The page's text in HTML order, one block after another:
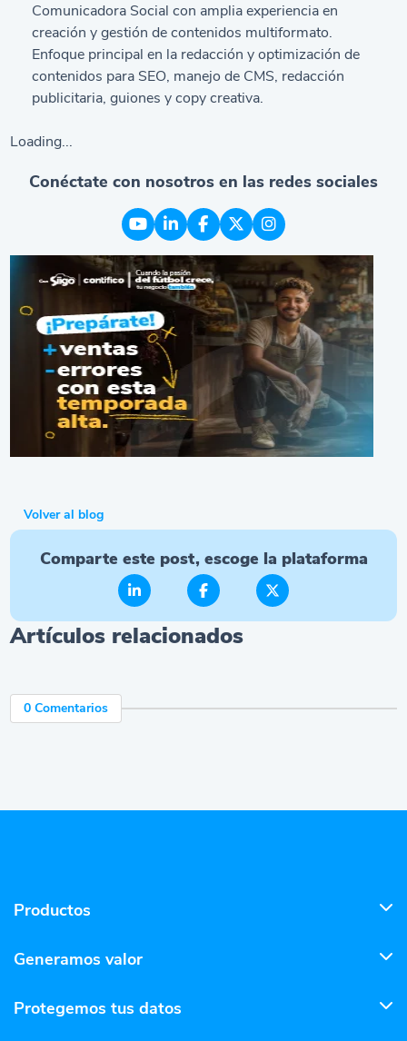
Comunicadora Social con amplia experiencia en
creación y gestión de contenidos multiformato.
Enfoque principal en la redacción y optimización de
contenidos para SEO, manejo de CMS, redacción
publicitaria, guiones y copy creativa.
Loading...
Conéctate con nosotros en las redes sociales
Volver al blog
Comparte este post, escoge la plataforma
Artículos relacionados
0 Comentarios
Productos
Generamos valor
Protegemos tus datos